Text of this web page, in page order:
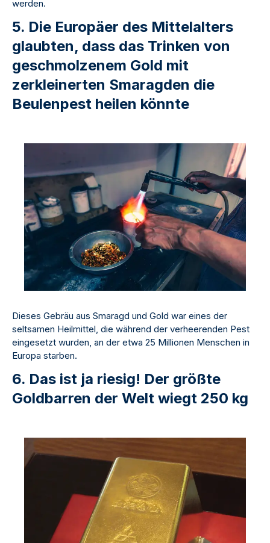
werden.
5. Die Europäer des Mittelalters
glaubten, dass das Trinken von
geschmolzenem Gold mit
zerkleinerten Smaragden die
Beulenpest heilen könnte
Dieses Gebräu aus Smaragd und Gold war eines der
seltsamen Heilmittel, die während der verheerenden Pest
eingesetzt wurden, an der etwa 25 Millionen Menschen in
Europa starben.
6. Das ist ja riesig! Der größte
Goldbarren der Welt wiegt 250 kg